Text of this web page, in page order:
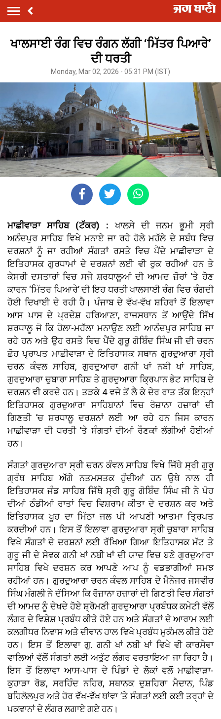
ਖਾਲਸਾਈ ਰੰਗ ਵਿਚ ਰੰਗਨ ਲੱਗੀ ‘ਮਿੱਤਰ ਪਿਆਰੇ’
ਦੀ ਧਰਤੀ
Monday, Mar 02, 2026 - 05:31 PM (IST)
ਮਾਛੀਵਾੜਾ ਸਾਹਿਬ (ਟੱਕਰ) :ਖਾਲਸੇ ਦੀ ਜਨਮ ਭੂਮੀ ਸ੍ਰੀ
ਅਨੰਦਪੁਰ ਸਾਹਿਬ ਵਿਖੇ ਮਨਾਏ ਜਾ ਰਹੇ ਹੋਲੇ ਮਹੱਲੇ ਦੇ ਸਬੰਧ ਵਿਚ
ਦਰਸ਼ਨਾਂ ਨੂੰ ਜਾ ਰਹੀਆਂ ਸੰਗਤਾਂ ਰਸਤੇ ਵਿਚ ਪੈਂਦੇ ਮਾਛੀਵਾੜਾ ਦੇ
ਇਤਿਹਾਸਕ ਗੁਰਧਾਮਾਂ ਦੇ ਦਰਸ਼ਨਾਂ ਲਈ ਵੀ ਰੁਕ ਰਹੀਆਂ ਹਨ ਤੇ
ਕੇਸਰੀ ਦਸਤਾਰਾਂ ਵਿਚ ਸਜੇ ਸ਼ਰਧਾਲੂਆਂ ਦੀ ਆਮਦ ਜ਼ੋਰਾਂ 'ਤੇ ਹੋਣ
ਕਾਰਨ ‘ਮਿੱਤਰ ਪਿਆਰੇ’ ਦੀ ਇਹ ਧਰਤੀ ਖਾਲਸਾਈ ਰੰਗ ਵਿਚ ਰੰਗਦੀ
ਹੋਈ ਦਿਖਾਈ ਦੇ ਰਹੀ ਹੈ। ਪੰਜਾਬ ਦੇ ਵੱਖ-ਵੱਖ ਸ਼ਹਿਰਾਂ ਤੋਂ ਇਲਾਵਾ
ਆਸ ਪਾਸ ਦੇ ਪ੍ਰਦੇਸ਼ ਹਰਿਆਣਾ, ਰਾਜਸਥਾਨ ਤੋਂ ਆਉਂਦੇ ਸਿੱਖ
ਸ਼ਰਧਾਲੂ ਜੋ ਕਿ ਹੋਲਾ-ਮਹੱਲਾ ਮਨਾਉਣ ਲਈ ਆਨੰਦਪੁਰ ਸਾਹਿਬ ਜਾ
ਰਹੇ ਹਨ ਅਤੇ ਉਹ ਰਸਤੇ ਵਿਚ ਪੈਂਦੇ ਗੁਰੂ ਗੋਬਿੰਦ ਸਿੰਘ ਜੀ ਦੀ ਚਰਨ
ਛੋਹ ਪ੍ਰਾਪਤ ਮਾਛੀਵਾੜਾ ਦੇ ਇਤਿਹਾਸਕ ਸਥਾਨ ਗੁਰਦੁਆਰਾ ਸ੍ਰੀ
ਚਰਨ ਕੰਵਲ ਸਾਹਿਬ, ਗੁਰਦੁਆਰਾ ਗਨੀ ਖਾਂ ਨਬੀ ਖਾਂ ਸਾਹਿਬ,
ਗੁਰਦੁਆਰਾ ਚੁਬਾਰਾ ਸਾਹਿਬ ਤੇ ਗੁਰਦੁਆਰਾ ਕ੍ਰਿਪਾਨ ਭੇਟ ਸਾਹਿਬ ਦੇ
ਦਰਸ਼ਨ ਵੀ ਕਰਦੇ ਹਨ। ਤੜਕੇ 4 ਵਜੇ ਤੋਂ ਲੈ ਕੇ ਦੇਰ ਰਾਤ ਤੱਕ ਇਨ੍ਹਾਂ
ਇਤਿਹਾਸਕ ਗੁਰਦੁਆਰਾ ਸਾਹਿਬਾਨਾਂ ਵਿਚ ਰੋਜ਼ਾਨਾ ਹਜ਼ਾਰਾਂ ਦੀ
ਗਿਣਤੀ ’ਚ ਸ਼ਰਧਾਲੂ ਦਰਸ਼ਨਾਂ ਲਈ ਆ ਰਹੇ ਹਨ ਜਿਸ ਕਾਰਨ
ਮਾਛੀਵਾੜਾ ਦੀ ਧਰਤੀ ’ਤੇ ਸੰਗਤਾਂ ਦੀਆਂ ਰੌਣਕਾਂ ਲੱਗੀਆਂ ਹੋਈਆਂ
ਹਨ।
ਸੰਗਤਾਂ ਗੁਰਦੁਆਰਾ ਸ੍ਰੀ ਚਰਨ ਕੰਵਲ ਸਾਹਿਬ ਵਿਖੇ ਜਿੱਥੇ ਸ੍ਰੀ ਗੁਰੂ
ਗ੍ਰੰਥ ਸਾਹਿਬ ਅੱਗੇ ਨਤਮਸਤਕ ਹੁੰਦੀਆਂ ਹਨ ਉਥੇ ਨਾਲ ਹੀ
ਇਤਿਹਾਸਕ ਜੰਡ ਸਾਹਿਬ ਜਿੱਥੇ ਸ੍ਰੀ ਗੁਰੂ ਗੋਬਿੰਦ ਸਿੰਘ ਜੀ ਨੇ ਪੋਹ
ਦੀਆਂ ਠੰਡੀਆਂ ਰਾਤਾਂ ਵਿਚ ਵਿਸ਼ਰਾਮ ਕੀਤਾ ਦੇ ਦਰਸ਼ਨ ਕਰ ਅਤੇ
ਇਤਿਹਾਸਕ ਖੂਹ ਦਾ ਮਿੱਠਾ ਜਲ ਪੀ ਆਪਣੀ ਆਤਮਾ ਤ੍ਰਿਪਤ
ਕਰਦੀਆਂ ਹਨ। ਇਸ ਤੋਂ ਇਲਾਵਾ ਗੁਰਦੁਆਰਾ ਸ੍ਰੀ ਚੁਬਾਰਾ ਸਾਹਿਬ
ਵਿਖੇ ਸੰਗਤਾਂ ਦੇ ਦਰਸ਼ਨਾਂ ਲਈ ਰੱਖਿਆ ਗਿਆ ਇਤਿਹਾਸਕ ਮੱਟ ਤੇ
ਗੁਰੂ ਜੀ ਦੇ ਸੇਵਕ ਗਨੀ ਖਾਂ ਨਬੀ ਖਾਂ ਦੀ ਯਾਦ ਵਿਚ ਬਣੇ ਗੁਰਦੁਆਰਾ
ਸਾਹਿਬ ਵਿਖੇ ਦਰਸ਼ਨ ਕਰ ਆਪਣੇ ਆਪ ਨੂੰ ਵਡਭਾਗੀਆਂ ਸਮਝ
ਰਹੀਆਂ ਹਨ। ਗੁਰਦੁਆਰਾ ਚਰਨ ਕੰਵਲ ਸਾਹਿਬ ਦੇ ਮੈਨੇਜਰ ਜਸਵੀਰ
ਸਿੰਘ ਮੰਗਲੀ ਨੇ ਦੱਸਿਆ ਕਿ ਰੋਜ਼ਾਨਾ ਹਜ਼ਾਰਾਂ ਦੀ ਗਿਣਤੀ ਵਿਚ ਸੰਗਤਾਂ
ਦੀ ਆਮਦ ਨੂੰ ਦੇਖਦੇ ਹੋਏ ਸ਼੍ਰੋਮਣੀ ਗੁਰਦੁਆਰਾ ਪ੍ਰਬੰਧਕ ਕਮੇਟੀ ਵੱਲੋਂ
ਲੰਗਰ ਦੇ ਵਿਸ਼ੇਸ਼ ਪ੍ਰਬੰਧ ਕੀਤੇ ਹੋਏ ਹਨ ਅਤੇ ਸੰਗਤਾਂ ਦੇ ਆਰਾਮ ਲਈ
ਕਲਗੀਧਰ ਨਿਵਾਸ ਅਤੇ ਦੀਵਾਨ ਹਾਲ ਵਿਖੇ ਪ੍ਰਬੰਧ ਮੁਕੰਮਲ ਕੀਤੇ ਹੋਏ
ਹਨ। ਇਸ ਤੋਂ ਇਲਾਵਾ ਗੁ. ਗਨੀ ਖਾਂ ਨਬੀ ਖਾਂ ਵਿਖੇ ਵੀ ਕਾਰਸੇਵਾ
ਵਾਲਿਆਂ ਵੱਲੋਂ ਸੰਗਤਾਂ ਲਈ ਅਤੁੱਟ ਲੰਗਰ ਵਰਤਾਇਆ ਜਾ ਰਿਹਾ ਹੈ।
ਇਸ ਤੋਂ ਇਲਾਵਾ ਆਸ-ਪਾਸ ਦੇ ਪਿੰਡਾਂ ਦੇ ਲੋਕਾਂ ਵਲੋਂ ਮਾਛੀਵਾੜਾ-
ਕੁਹਾੜਾ ਰੋਡ, ਸਰਹਿੰਦ ਨਹਿਰ, ਸਥਾਨਕ ਦੁਸ਼ਹਿਰਾ ਮੈਦਾਨ, ਪਿੰਡ
ਬਹਿਲੋਲਪੁਰ ਅਤੇ ਹੋਰ ਵੱਖ-ਵੱਖ ਥਾਂਵਾ ’ਤੇ ਸੰਗਤਾਂ ਲਈ ਕਈ ਤਰ੍ਹਾਂ ਦੇ
ਪਕਵਾਨਾਂ ਦੇ ਲੰਗਰ ਲਗਾਏ ਗਏ ਹਨ।